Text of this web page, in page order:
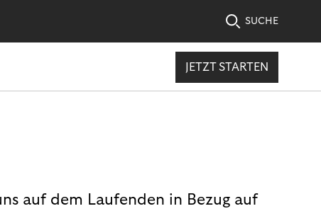
SUCHE
JETZT STARTEN
auf dem Laufenden in Bezug auf